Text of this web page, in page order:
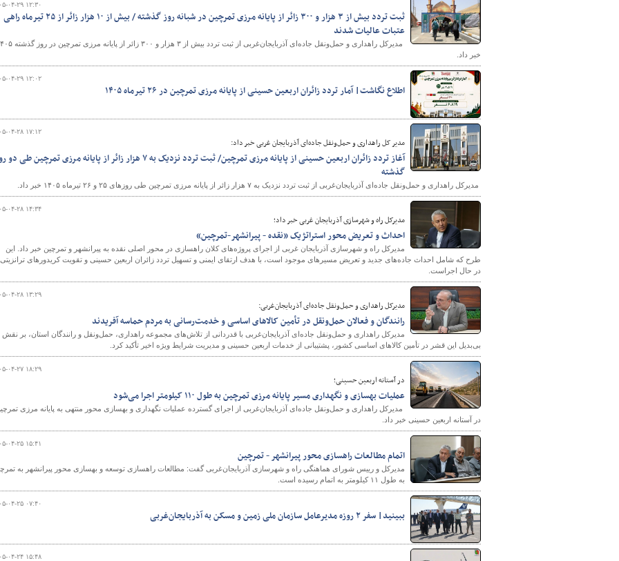
۱۴۰۵-۰۴-۲۹
ثبت تردد بیش از ۳ هزار و ۳۰۰ زائر از پایانه مرزی تمرچین در شبانه روز گذشته / بیش از ۱۰ هزار زائر از ۲۵ تیرماه راهی
عتبات عالیات شدند
مدیرکل راهداری و حمل‌ونقل جاده‌ای آذربایجان‌غربی از ثبت تردد بیش از ۳ هزار و ۳۰۰ زائر از
خبر داد.
۱۴۰۵-۰۴-۲۹
اطلاع نگاشت| آمار تردد زائران اربعین حسینی از پایانه مرزی تمرچین در ۲۶ تیرماه ۱۴۰۵
۱۴۰۵-۰۴-۲۸
مدیر کل راهداری و حمل‌ونقل جاده‌ای آذربایجان غربی خبر داد:
آغاز تردد زائران اربعین حسینی از پایانه مرزی تمرچین/ ثبت تردد نزدیک به ۷ هزار زائر از پایانه مرزی تمرچین طی
گذشته
​​​​​​ مدیرکل راهداری و حمل‌ونقل جاده‌ای آذربایجان‌غربی از ثبت تردد نزدیک به ۷ هزار زائر از پایانه مرزی تمرچین طی روزهای ۲۵ و ۲۶ تیرماه ۱۴۰۵ خبر داد.
۱۴۰۵-۰۴-۲۸
مدیرکل راه و شهرسازی آذربایجان غربی خبر داد؛
احداث و تعریض محور استراتژیک «نقده - پیرانشهر-تمرچین»
مدیرکل راه و شهرسازی آذربایجان غربی از اجرای پروژه‌های کلان راهسازی در محور اصلی نقده به پیرانشهر و تمرچین خبر داد. این
طرح که شامل احداث جاده‌های جدید و تعریض مسیرهای موجود است، با هدف ارتقای ایمنی و تسهیل تردد زائران اربعین حسینی و تقویت کریدورهای ترانزیتی
در حال اجراست.
۱۴۰۵-۰۴-۲۸
​​​​​​​مدیرکل راهداری و حمل‌ونقل جاده‌ای آذربایجان‌غربی:
​​​​​​​رانندگان و فعالان حمل‌ونقل در تأمین کالاهای اساسی و خدمت‌رسانی به مردم حماسه آفریدند
مدیرکل راهداری و حمل‌ونقل جاده‌ای آذربایجان‌غربی با قدردانی از تلاش‌های مجموعه راهداری، حمل‌ونقل و رانندگان استان، بر نقش
بی‌بدیل این قشر در تأمین کالاهای اساسی کشور، پشتیبانی از خدمات اربعین حسینی و مدیریت شرایط ویژه اخیر تأکید کرد.
۱۴۰۵-۰۴-۲۷
در آستانه اربعین حسینی؛
عملیات بهسازی و نگهداری مسیر پایانه مرزی تمرچین به طول ۱۱۰ کیلومتر اجرا می‌شود
مدیرکل راهداری و حمل‌ونقل جاده‌ای آذربایجان‌غربی از اجرای گسترده عملیات نگهداری و بهسازی محور منتهی به پایانه مرزی
در آستانه اربعین حسینی خبر داد.
۱۴۰۵-۰۴-۲۵
اتمام مطالعات راهسازی محور پیرانشهر - تمرچین
مدیرکل و رییس شورای هماهنگی راه و شهرسازی آذربایجان‌غربی گفت: مطالعات راهسازی توسعه و بهسازی محور پیرانشهر به
به طول ۱۱ کیلومتر به اتمام رسیده است.
۱۴۰۵-۰۴-۲۵
ببینید| سفر ۲ روزه مدیرعامل سازمان ملی زمین و مسکن به آذربایجان‌غربی
۱۴۰۵-۰۴-۲۴